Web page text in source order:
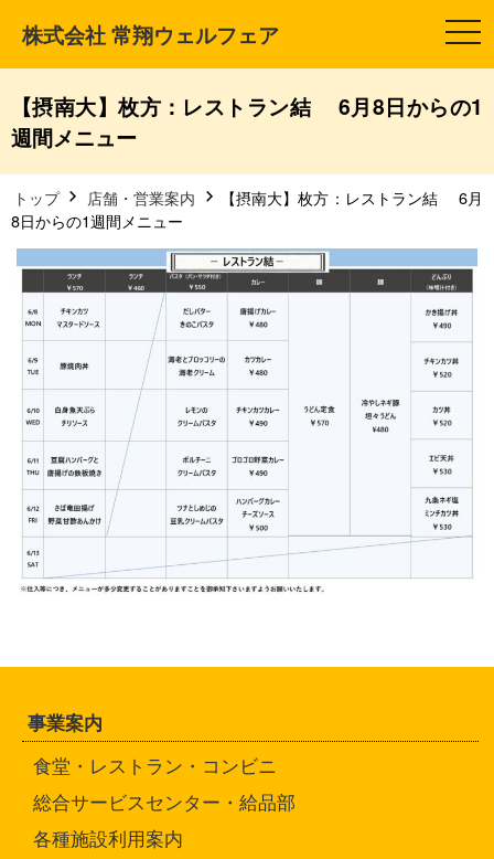
株式会社 常翔ウェルフェア
t
o
e
i
g
a
【摂南大】枚方：レストラン結 6月8日からの1
週間メニュー
トップ 店舗・営業案内
【摂南大】枚方：レストラン結 6月
8日からの1週間メニュー
事業案内
食堂・レストラン・コンビニ
総合サービスセンター・給品部
各種施設利用案内